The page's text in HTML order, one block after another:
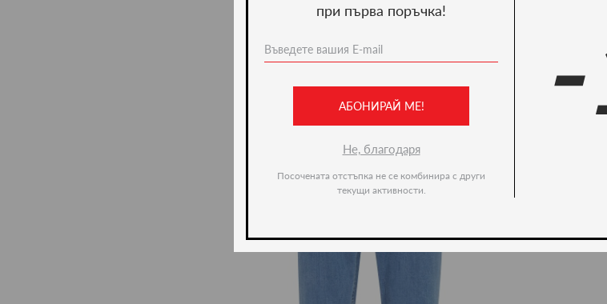
Recommended
при първа поръчка!
АБОНИРАЙ МЕ!
Не, благодаря
Посочената отстъпка не се комбинира с други
текущи активности.